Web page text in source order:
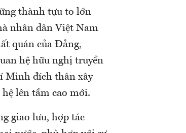
thành tựu to lớn
nhân dân Việt Nam
quán của Đảng,
hệ hữu nghị truyền
Minh đích thân xây
lên tầm cao mới.
giao lưu, hợp tác